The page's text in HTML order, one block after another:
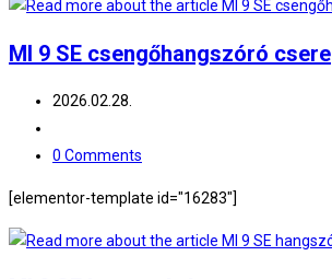
MI 9 SE csengőhangszóró csere
2026.02.28.
0 Comments
[elementor-template id="16283"]